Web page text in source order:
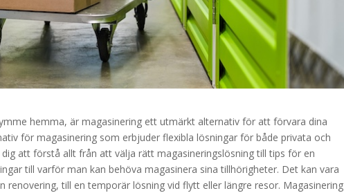
hemma, är magasinering ett utmärkt alternativ för att förvara dina
för magasinering som erbjuder flexibla lösningar för både privata och
att förstå allt från att välja rätt magasineringslösning till tips för en
till varför man kan behöva magasinera sina tillhörigheter. Det kan vara
renovering, till en temporär lösning vid flytt eller längre resor. Magasinering